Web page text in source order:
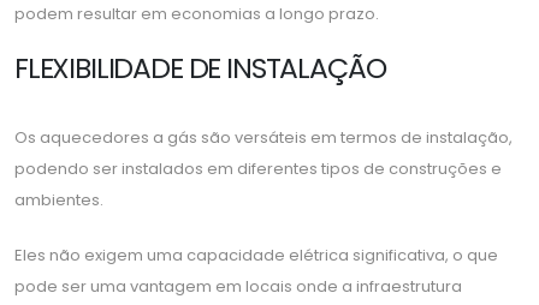
podem resultar em economias a longo prazo.
FLEXIBILIDADE DE INSTALAÇÃO
Os aquecedores a gás são versáteis em termos de instalação,
podendo ser instalados em diferentes tipos de construções e
ambientes.
Eles não exigem uma capacidade elétrica significativa, o que
pode ser uma vantagem em locais onde a infraestrutura